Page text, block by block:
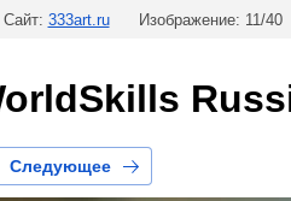
Сайт: 333art.ru Изображение: 11/40
Следующее